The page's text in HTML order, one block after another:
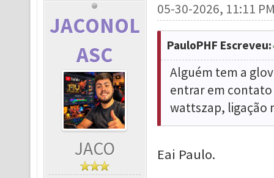
JACONOL
ASC
JACO
05-30-2026, 11:11
PauloPHF Escreveu:
Alguém tem a
entrar em
wattszap, ligação
Eai Paulo.